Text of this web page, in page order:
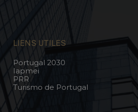
LIENS UTILES
Portugal 2030
Iapmei
PRR
Turismo de Portugal